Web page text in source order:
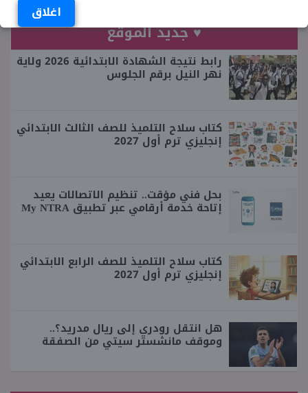
اغلاق
♥ جديد الموقع
رابط نتيجة الشهادة الابتدائية 2026 ولاية
نهر النيل برقم الجلوس
كتاب سلاح التلميذ للصف الثالث الابتدائي
إنجليزي ترم أول 2027
بحل فني مؤقت.. تنظيم الاتصالات يعيد
إتاحة خدمة أرقامي عبر تطبيق My NTRA
كتاب سلاح التلميذ للصف الرابع الابتدائي
إنجليزي ترم أول 2027
هل انتقل رودري إلى ريال مدريد؟..
وموقف مانشستر سيتي من الصفقة